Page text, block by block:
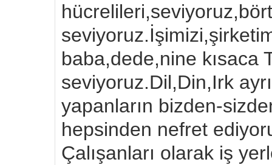
baba,dede,nine kısaca
seviyoruz.Dil,Din,Irk
yapanların bizden-
hepsinden nefret
Çalışanları olarak iş